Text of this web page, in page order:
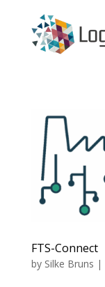
FTS-Connect
by Silke Bruns |